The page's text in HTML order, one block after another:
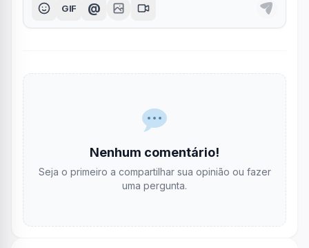
GIF @
Nenhum comentário!
Seja o primeiro a compartilhar sua opinião ou fazer
uma pergunta.